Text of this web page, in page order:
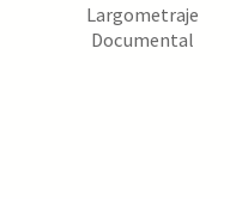
Largometraje
Documental